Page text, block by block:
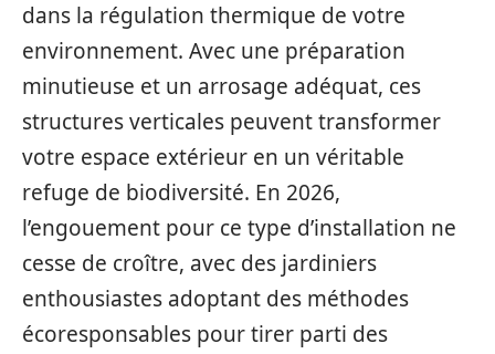
dans la régulation thermique de votre
environnement. Avec une préparation
minutieuse et un arrosage adéquat, ces
structures verticales peuvent transformer
votre espace extérieur en un véritable
refuge de biodiversité. En 2026,
l’engouement pour ce type d’installation ne
cesse de croître, avec des jardiniers
enthousiastes adoptant des méthodes
écoresponsables pour tirer parti des